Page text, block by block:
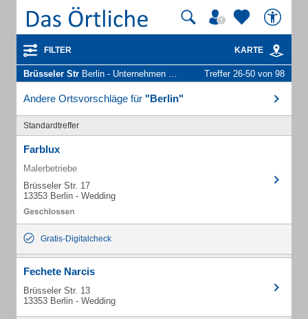
FILTER KARTE
Brüsseler Str Berlin - Unternehmen und Personen Treffer 26-50 von 98
Andere Ortsvorschläge für "Berlin"
Standardtreffer
Farblux
Malerbetriebe
Brüsseler Str. 17
13353 Berlin - Wedding
Gratis-Digitalcheck
Fechete Narcis
Brüsseler Str. 13
13353 Berlin - Wedding